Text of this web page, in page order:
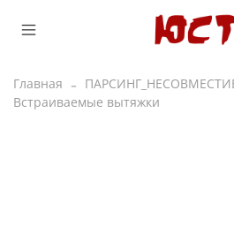
Главная
Встраиваемые вытяжки